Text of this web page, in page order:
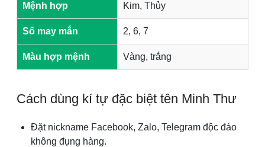
Mệnh hợp Kim, Thủy
Số may mắn 2, 6, 7
Màu hợp mệnh Vàng, trắng
Cách dùng kí tự đặc biệt tên Minh Thư
Đặt nickname Facebook, Zalo, Telegram độc đáo
không đụng hàng.